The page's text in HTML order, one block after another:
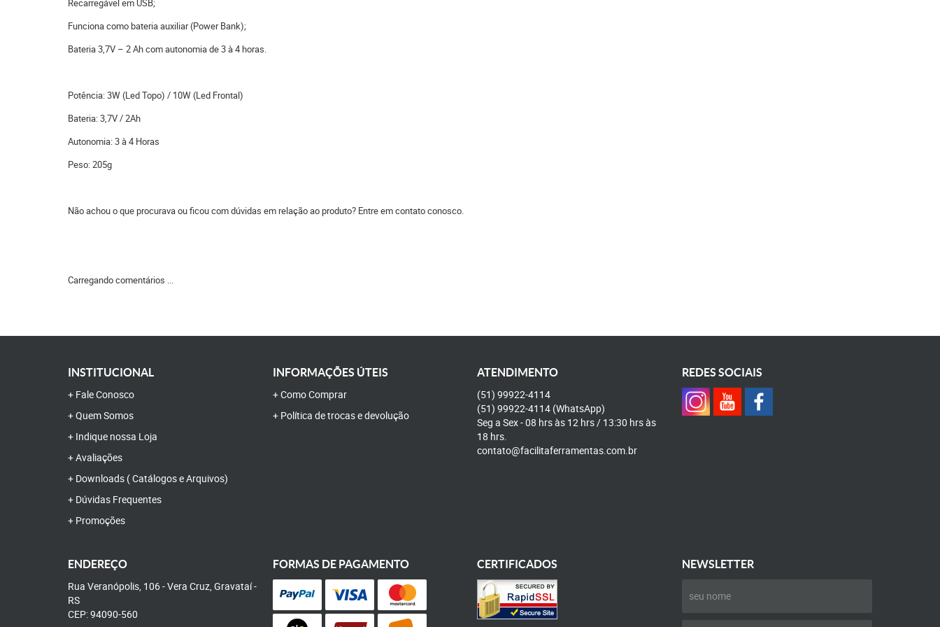
Recarregável em USB;
Funciona como bateria auxiliar (Power Bank);
Bateria 3,7V – 2 Ah com autonomia de 3 à 4 horas.
Potência: 3W (Led Topo) / 10W (Led Frontal)
Bateria: 3,7V / 2Ah
Autonomia: 3 à 4 Horas
Peso: 205g
Não achou o que procurava ou ficou com dúvidas em relação ao produto? Entre em contato conosco.
Carregando comentários ...
INSTITUCIONAL
Fale Conosco
Quem Somos
Indique nossa Loja
Avaliações
Downloads ( Catálogos e Arquivos)
Dúvidas Frequentes
Promoções
INFORMAÇÕES ÚTEIS
Como Comprar
Política de trocas e devolução
ATENDIMENTO
(51) 99922-4114
(51) 99922-4114 (WhatsApp)
Seg a Sex - 08 hrs às 12 hrs / 13:30 hrs às
18 hrs.
contato@facilitaferramentas.com.br
REDES SOCIAIS
ENDEREÇO
Rua Veranópolis, 106-Vera Cruz, Gravataí-
RS
CEP: 94090-560
FORMAS DE PAGAMENTO CERTIFICADOS NEWSLETTER